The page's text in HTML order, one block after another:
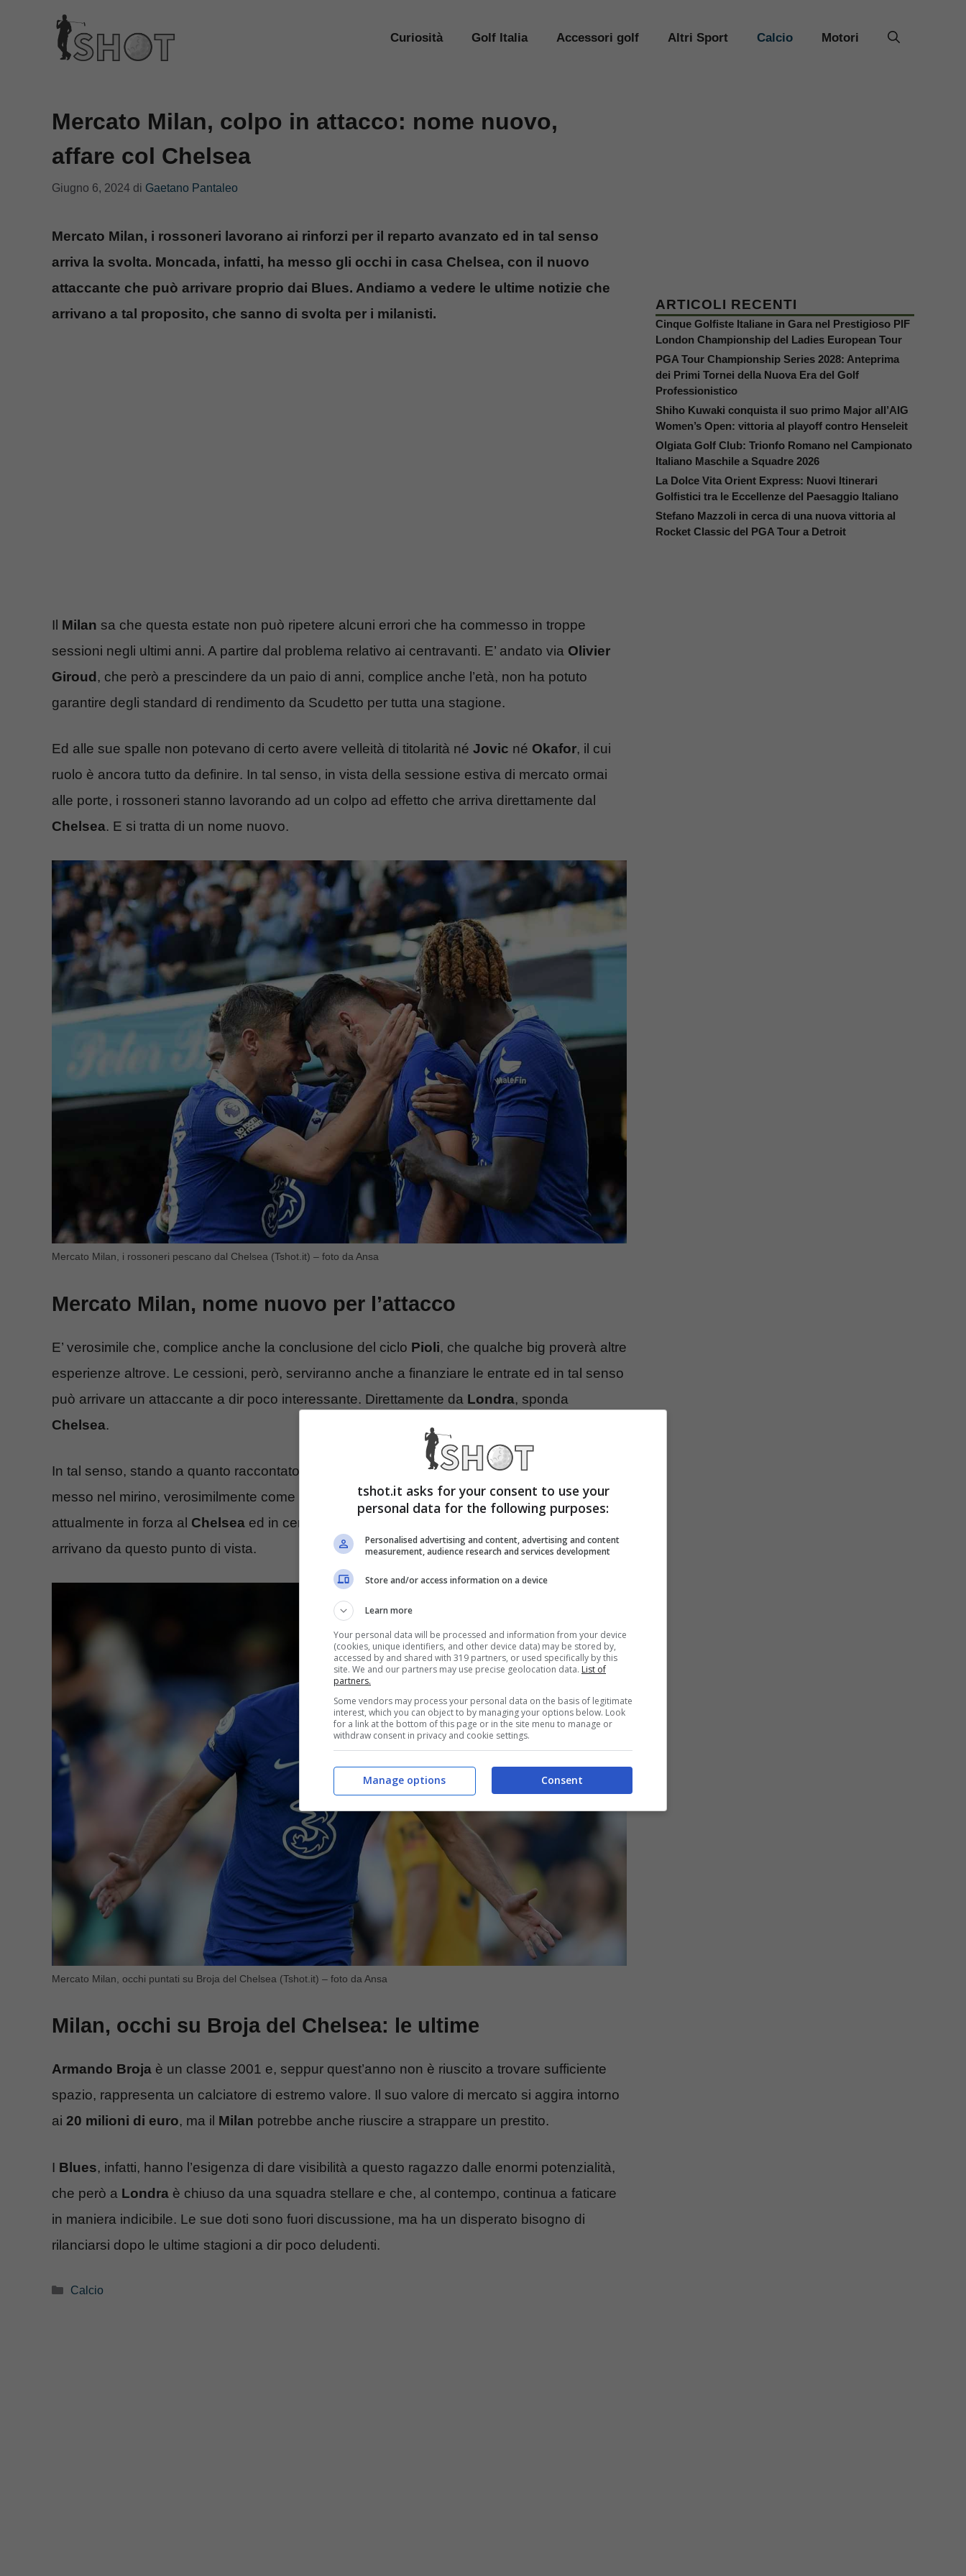
contenuto
Curiosità Golf Italia Accessori golf Altri Sport Calcio Motori
Mercato Milan, colpo in attacco: nome nuovo,
affare col Chelsea
Giugno 6, 2024 di Gaetano Pantaleo
Mercato Milan, i rossoneri lavorano ai rinforzi per il reparto avanzato ed in tal senso
arriva la svolta. Moncada, infatti, ha messo gli occhi in casa Chelsea, con il nuovo
attaccante che può arrivare proprio dai Blues. Andiamo a vedere le ultime notizie che
arrivano a tal proposito, che sanno di svolta per i milanisti.
Il Milan sa che questa estate non può ripetere alcuni errori che ha commesso in troppe
sessioni negli ultimi anni. A partire dal problema relativo ai centravanti. E’ andato via Olivier
Giroud, che però a prescindere da un paio di anni, complice anche l’età, non ha potuto
garantire degli standard di rendimento da Scudetto per tutta una stagione.
Ed alle sue spalle non potevano di certo avere velleità di titolarità né Jovic né Okafor, il cui
ruolo è ancora tutto da definire. In tal senso, in vista della sessione estiva di mercato ormai
alle porte, i rossoneri stanno lavorando ad un colpo ad effetto che arriva direttamente dal
Chelsea. E si tratta di un nome nuovo.
Mercato Milan, i rossoneri pescano dal Chelsea (Tshot.it) – foto da Ansa
Mercato Milan, nome nuovo per l’attacco
E’ verosimile che, complice anche la conclusione del ciclo Pioli, che qualche big proverà altre
esperienze altrove. Le cessioni, però, serviranno anche a finanziare le entrate ed in tal senso
può arrivare un attaccante a dir poco interessante. Direttamente da Londra, sponda
Chelsea.
In tal senso, stando a quanto raccontato da sul proprio profilo “X”, il
messo nel mirino, verosimilmente come punta di scorta,Armando Broja, talento albanese
attualmente in forza al Chelsea ed in cerca di rilancio. Andiamo a vedere le ultime notizie che
arrivano da questo punto di vista.
Mercato Milan, occhi puntati su Broja del Chelsea (Tshot.it) – foto da Ansa
Milan, occhi su Broja del Chelsea: le ultime
Armando Broja è un classe 2001 e, seppur quest’anno non è riuscito a trovare sufficiente
spazio, rappresenta un calciatore di estremo valore. Il suo valore di mercato si aggira intorno
ai 20 milioni di euro, ma il Milan potrebbe anche riuscire a strappare un prestito.
I Blues, infatti, hanno l’esigenza di dare visibilità a questo ragazzo dalle enormi potenzialità,
che però a Londra è chiuso da una squadra stellare e che, al contempo, continua a faticare
in maniera indicibile. Le sue doti sono fuori discussione, ma ha un disperato bisogno di
rilanciarsi dopo le ultime stagioni a dir poco deludenti.
Categorie
Calcio
ARTICOLI RECENTI
Cinque Golfiste Italiane in Gara nel Prestigioso PIF
London Championship del Ladies European Tour
PGA Tour Championship Series 2028: Anteprima
dei Primi Tornei della Nuova Era del Golf
Professionistico
Shiho Kuwaki conquista il suo primo Major all’AIG
Women’s Open: vittoria al playoff contro Henseleit
Olgiata Golf Club: Trionfo Romano nel Campionato
Italiano Maschile a Squadre 2026
La Dolce Vita Orient Express: Nuovi Itinerari
Golfistici tra le Eccellenze del Paesaggio Italiano
Stefano Mazzoli in cerca di una nuova vittoria al
Rocket Classic del PGA Tour a Detroit
tshot.it asks for your consent to use your
personal data for the following purposes:
Personalised advertising and content, advertising and content
measurement, audience research and services development
Store and/or access information on a device
Learn more
Your personal data will be processed and information from your device
(cookies, unique identifiers, and other device data) may be stored by,
accessed by and shared with 319 partners, or used specifically by this
site. We and our partners may use precise geolocation data. List of
partners.
Some vendors may process your personal data on the basis of legitimate
interest, which you can object to by managing your options below. Look
for a link at the bottom of this page or in the site menu to manage or
withdraw consent in privacy and cookie settings.
Consent
Manage options